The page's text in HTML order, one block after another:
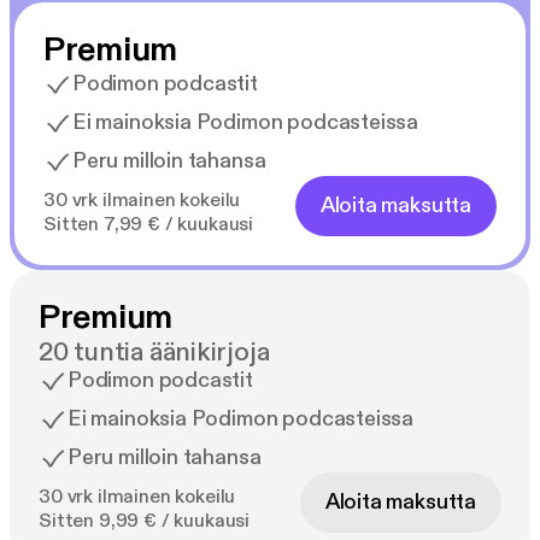
Copenhagen in this captivatingly macabre
psychological thriller.
Premium
Podimon podcastit
Ei mainoksia Podimon podcasteissa
Peru milloin tahansa
30 vrk ilmainen kokeilu
Sitten 7,99 € / kuukausi
Aloita maksutta
Premium
20 tuntia äänikirjoja
Podimon podcastit
Ei mainoksia Podimon podcasteissa
Peru milloin tahansa
30 vrk ilmainen kokeilu
Sitten 9,99 € / kuukausi
Aloita maksutta